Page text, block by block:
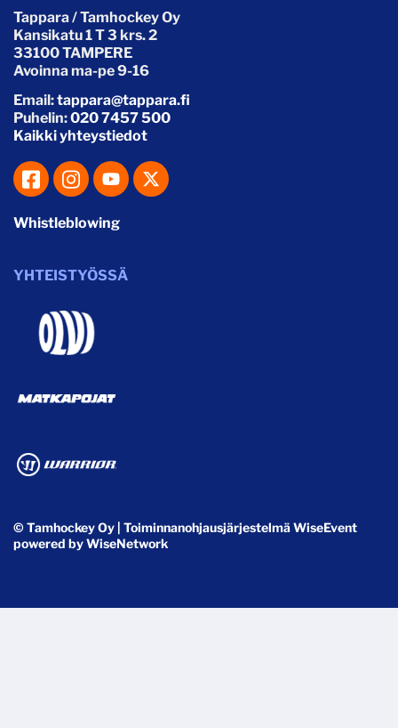
Tappara / Tamhockey Oy
Kansikatu 1 T 3 krs. 2
33100 TAMPERE
Avoinna ma-pe 9-16
Email:tappara@tappara.fi
Puhelin:020 7457 500
Kaikki yhteystiedot
Whistleblowing
YHTEISTYÖSSÄ
© Tamhockey Oy | ToiminnanohjausjärjestelmäWiseEvent
powered byWiseNetwork